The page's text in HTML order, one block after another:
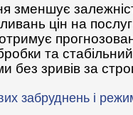
зменшує
цін на
та
без зривів за
забруднень і